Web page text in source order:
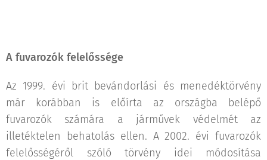
A fuvarozók felelőssége
Az 1999. évi brit bevándorlási és menedéktörvény
már korábban is előírta az országba belépő
fuvarozók számára a járművek védelmét az
illetéktelen behatolás ellen. A 2002. évi fuvarozók
felelősségéről szóló törvény idei módosítása